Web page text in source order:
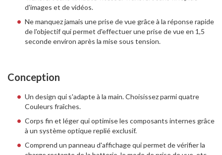
d'images et de vidéos.
Ne manquez jamais une prise de vue grâce à la réponse rapide
de l'objectif qui permet d'effectuer une prise de vue en 1,5
seconde environ après la mise sous tension.
Conception
Un design qui s'adapte à la main. Choisissez parmi quatre
Couleurs fraîches.
Corps fin et léger qui optimise les composants internes grâce
à un système optique replié exclusif.
Comprend un panneau d'affichage qui permet de vérifier la